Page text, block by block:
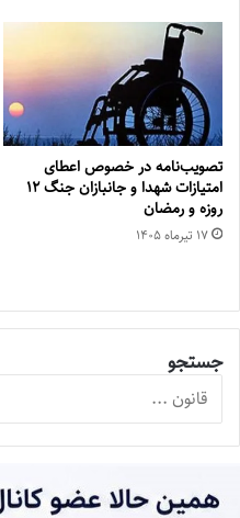
تصویب‌نامه در خصوص اعطای
امتیازات شهدا و جانبازان جنگ 12
روزه و رمضان
۱۷ تیر‌ماه ۱۴۰۵
جستجو